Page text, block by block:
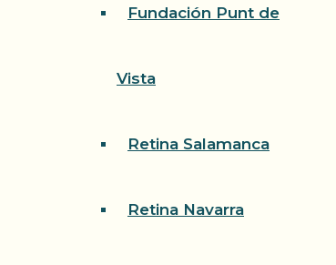
Fundación Punt de
Vista
Retina Salamanca
Retina Navarra